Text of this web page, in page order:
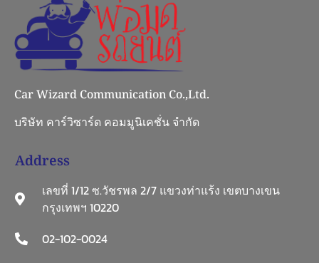
Car Wizard Communication Co.,Ltd.
บริษัท คาร์วิซาร์ด คอมมูนิเคชั่น จำกัด
Address
เลขที่ 1/12 ซ.วัชรพล 2/7 แขวงท่าแร้ง เขตบางเขน
กรุงเทพฯ 10220
02-102-0024